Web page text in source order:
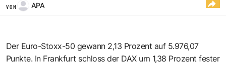
VON APA
Der Euro-Stoxx-50 gewann 2,13 Prozent auf 5.976,07
Punkte. In Frankfurt schloss der DAX um 1,38 Prozent fester